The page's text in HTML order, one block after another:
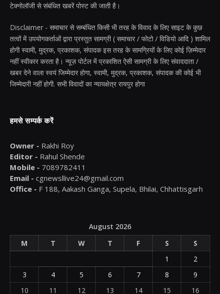
टेक्नोलॉजी से संबंधित खबरें पोस्ट की जाती है।
Disclaimer - समाचार से सम्बंधित किसी भी तरह के विवाद के लिए साइट के कुछ
तत्वों में उपयोगकर्ताओं द्वारा प्रस्तुत सामग्री ( समाचार / फोटो / विडियो आदि ) शामिल
होगी स्वामी, मुद्रक, प्रकाशक, संपादक इस तरह के सामग्रियों के लिए कोई ज़िम्मेदार
नहीं स्वीकार करता है। न्यूज़ पोर्टल में प्रकाशित ऐसी सामग्री के लिए संवाददाता /
खबर देने वाला स्वयं जिम्मेदार होगा, स्वामी, मुद्रक, प्रकाशक, संपादक की कोई भी
जिम्मेदारी नहीं होगी. सभी विवादों का न्यायक्षेत्र रायपुर होगा
हमसे सम्पर्क करें
Owner - Rakhi Roy
Editor - Rahul Shende
Mobile - 7089782411
Email - cgnewsllive24@gmail.com
Office - F 188, Aakash Ganga, Supela, Bhilai, Chhattisgarh
August 2026
M
T W T F S
S
1
2
3
4 5 6 7 8
9
10
11 12 13 14 15 16